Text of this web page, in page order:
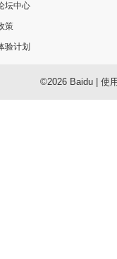
坛中心
策
验计划
©2026 Baidu| 使